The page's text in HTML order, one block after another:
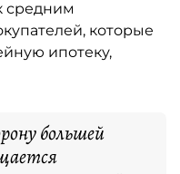
средним
которые
ипотеку,
большей